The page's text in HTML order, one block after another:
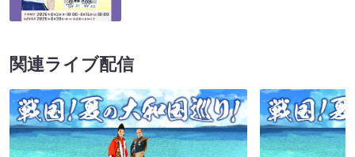
関連ライブ配信